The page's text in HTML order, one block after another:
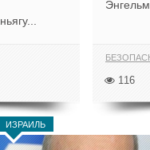
116
ИЗРАИЛЬ